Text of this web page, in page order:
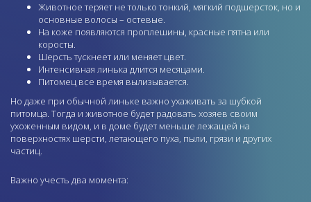
Животное теряет не только тонкий, мягкий подшерсток, но и
основные волосы – остевые.
На коже появляются проплешины, красные пятна или
коросты.
Шерсть тускнеет или меняет цвет.
Интенсивная линька длится месяцами.
Питомец все время вылизывается.
Но даже при обычной линьке важно ухаживать за шубкой
питомца. Тогда и животное будет радовать хозяев своим
ухоженным видом, и в доме будет меньше лежащей на
поверхностях шерсти, летающего пуха, пыли, грязи и других
частиц.
Важно учесть два момента: